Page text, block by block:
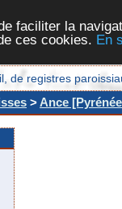
faciliter la
ces cookies. En
de registres
>Ance